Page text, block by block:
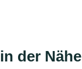
der Nähe